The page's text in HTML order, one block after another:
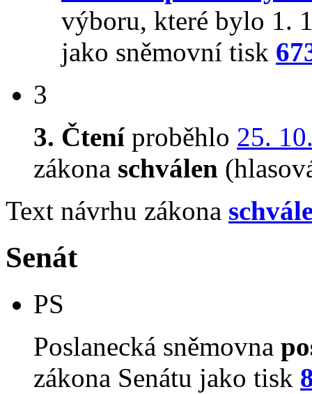
výboru, které bylo 1.
jako sněmovní tisk
3
3. Čteníproběhlo 25.
zákona schválen
Text návrhu zákona
Senát
PS
Poslanecká sněmovna
zákona Senátu jako tisk